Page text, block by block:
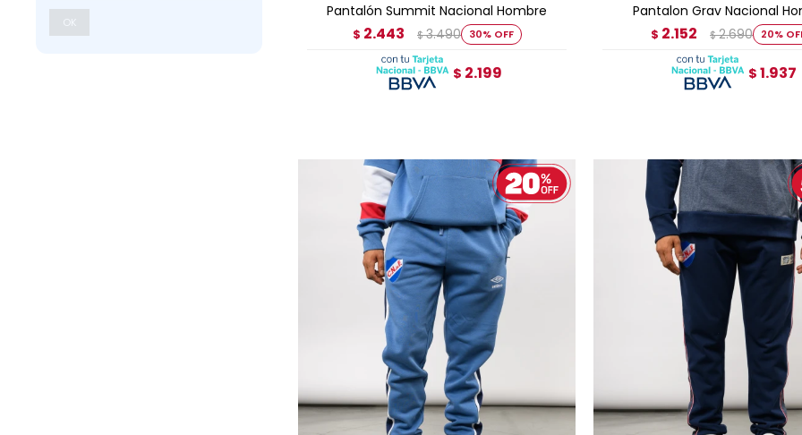
Pantalón Summit Nacional Hombre
$ 2.443 $ 3.490 30
$ 2.199
Pantalon Grav Nacional
$ 2.152 $ 2.690 20
$ 1.937
OK